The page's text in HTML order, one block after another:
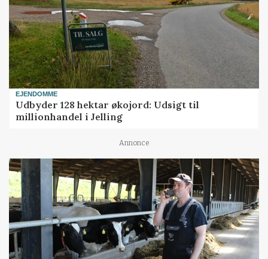
EJENDOMME
Udbyder 128 hektar økojord: Udsigt til
millionhandel i Jelling
Annonce